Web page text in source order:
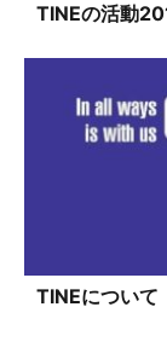
TINEの活動
TINEについて